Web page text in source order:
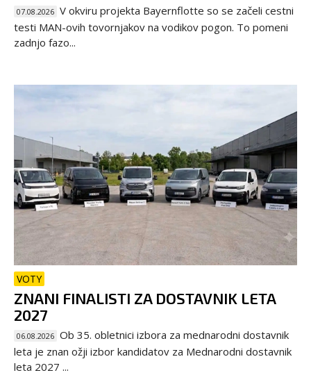
07.08.2026 V okviru projekta Bayernflotte so se začeli cestni
testi MAN-ovih tovornjakov na vodikov pogon. To pomeni
zadnjo fazo...
VOTY
ZNANI FINALISTI ZA DOSTAVNIK LETA
2027
06.08.2026 Ob 35. obletnici izbora za mednarodni dostavnik
leta je znan ožji izbor kandidatov za Mednarodni dostavnik
leta 2027 ...